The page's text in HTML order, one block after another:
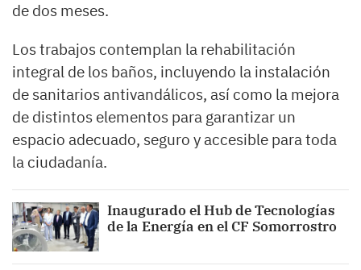
de dos meses.
Los trabajos contemplan la rehabilitación
integral de los baños, incluyendo la instalación
de sanitarios antivandálicos, así como la mejora
de distintos elementos para garantizar un
espacio adecuado, seguro y accesible para toda
la ciudadanía.
Inaugurado el Hub de Tecnologías
de la Energía en el CF Somorrostro